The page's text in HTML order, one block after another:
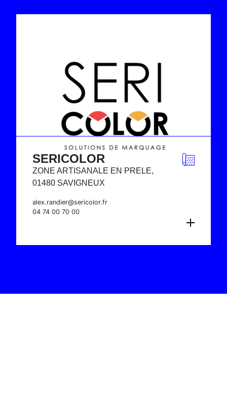
SERICOLOR
ZONE ARTISANALE EN PRELE,
01480 SAVIGNEUX
alex.randier@sericolor.fr
04 74 00 70 00